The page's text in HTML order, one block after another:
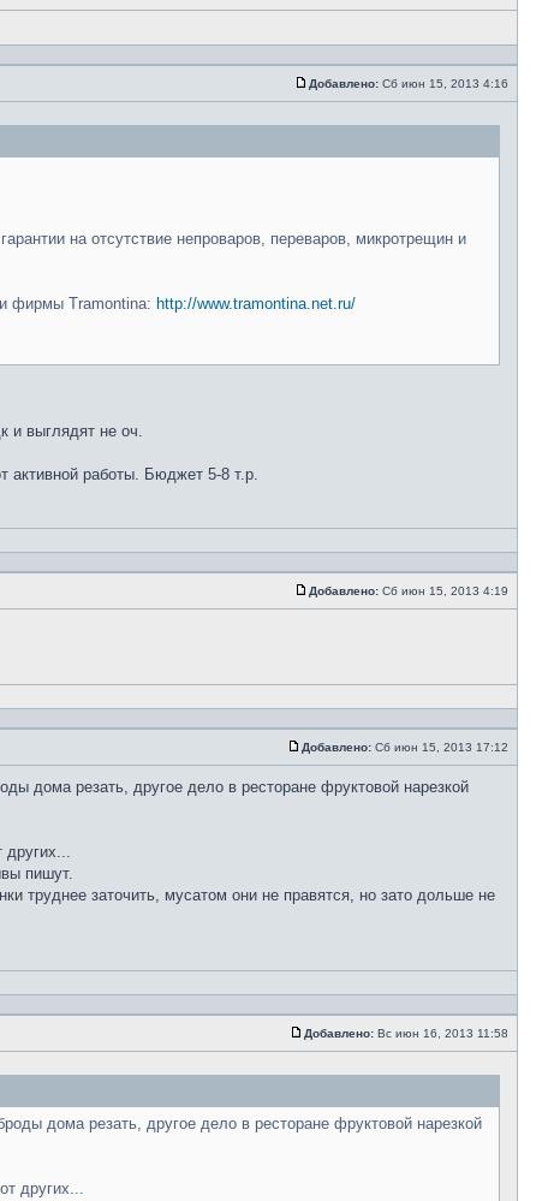
Добавлено: Сб июн 15, 2013 4:16
на отсутствие непроваров, переваров, микротрещин и
фирмы Tramontina: http://www.tramontina.net.ru/
и выглядят не оч.
активной работы. Бюджет 5-8 т.р.
Добавлено: Сб июн 15, 2013 4:19
Добавлено: Сб июн 15, 2013 17:12
дома резать, другое дело в ресторане фруктовой нарезкой
других...
пишут.
труднее заточить, мусатом они не правятся, но зато дольше не
Добавлено: Вс июн 16, 2013 11:58
дома резать, другое дело в ресторане фруктовой нарезкой
других...